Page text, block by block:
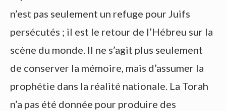
n’est pas seulement un refuge pour Juifs
persécutés ; il est le retour de l’Hébreu sur la
scène du monde. Il ne s’agit plus seulement
de conserver la mémoire, mais d’assumer la
prophétie dans la réalité nationale. La Torah
n’a pas été donnée pour produire des